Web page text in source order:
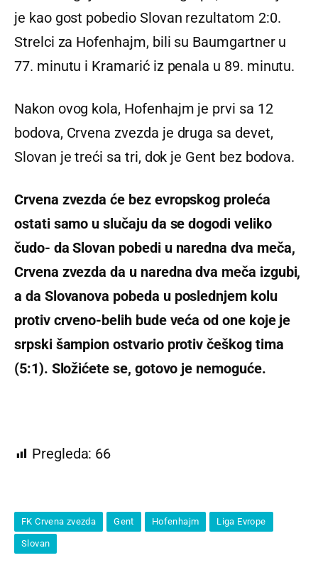
je kao gost pobedio Slovan rezultatom 2:0.
Strelci za Hofenhajm, bili su Baumgartner u
77. minutu i Kramarić iz penala u 89. minutu.
Nakon ovog kola, Hofenhajm je prvi sa 12
bodova, Crvena zvezda je druga sa devet,
Slovan je treći sa tri, dok je Gent bez bodova.
Crvena zvezda će bez evropskog proleća
ostati samo u slučaju da se dogodi veliko
čudo- da Slovan pobedi u naredna dva meča,
Crvena zvezda da u naredna dva meča izgubi,
a da Slovanova pobeda u poslednjem kolu
protiv crveno-belih bude veća od one koje je
srpski šampion ostvario protiv češkog tima
(5:1). Složićete se, gotovo je nemoguće.
Pregleda: 66
FK Crvena zvezda Gent Hofenhajm Liga Evrope
Slovan